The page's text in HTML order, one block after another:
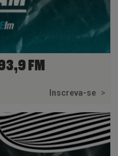
FM
Inscreva-se >